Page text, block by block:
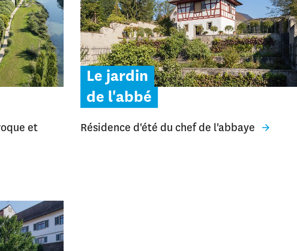
et
Le jardin
de l'abbé
Résidence d'été du chef de l'abbaye